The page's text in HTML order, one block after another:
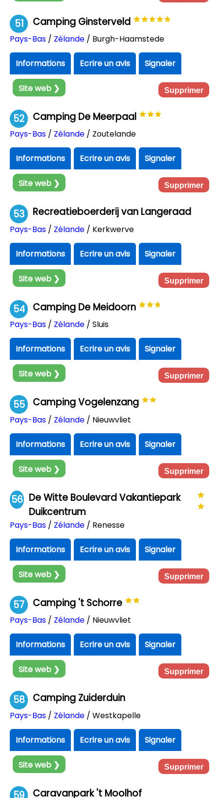
51 Camping Ginsterveld
Pays-Bas / Zélande / Burgh-Haamstede
Informations Ecrire un avis Signaler
Site web ❯ Supprimer
52 Camping De Meerpaal
Pays-Bas / Zélande / Zoutelande
Informations Ecrire un avis Signaler
Site web ❯ Supprimer
53 Recreatieboerderij van Langeraad
Pays-Bas / Zélande / Kerkwerve
Informations Ecrire un avis Signaler
Site web ❯ Supprimer
54 Camping De Meidoorn
Pays-Bas / Zélande / Sluis
Informations Ecrire un avis Signaler
Site web ❯ Supprimer
55 Camping Vogelenzang
Pays-Bas / Zélande / Nieuwvliet
Informations Ecrire un avis Signaler
Site web ❯ Supprimer
56 De Witte Boulevard Vakantiepark
Duikcentrum
Pays-Bas / Zélande / Renesse
Informations Ecrire un avis Signaler
Site web ❯ Supprimer
57 Camping 't Schorre
Pays-Bas / Zélande / Nieuwvliet
Informations Ecrire un avis Signaler
Site web ❯ Supprimer
58 Camping Zuiderduin
Pays-Bas / Zélande / Westkapelle
Informations Ecrire un avis Signaler
Site web ❯ Supprimer
59 Caravanpark 't Moolhof